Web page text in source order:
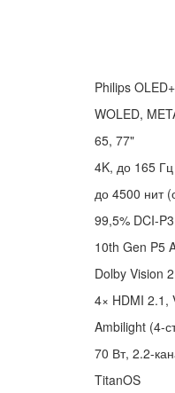
Philips
WOLED,
65, 77"
4K, до 165 Гц
до 4500 нит
99,5% DCI-
10th Gen P5
Dolby Vision
4× HDMI 2.1,
Ambilight (4-
70 Вт, 2.2-
TitanOS